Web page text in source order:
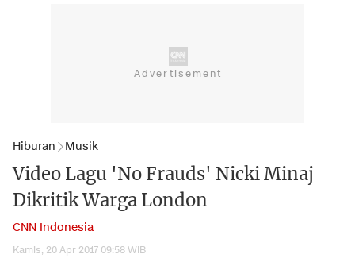
Hiburan Musik
Video Lagu 'No Frauds' Nicki Minaj
Dikritik Warga London
CNN Indonesia
Kamis, 20 Apr 2017 09:58 WIB